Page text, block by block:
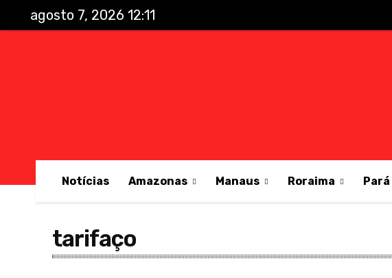
agosto 7, 2026 12:11
Notícias Amazonas Manaus Roraima Pará
tarifaço